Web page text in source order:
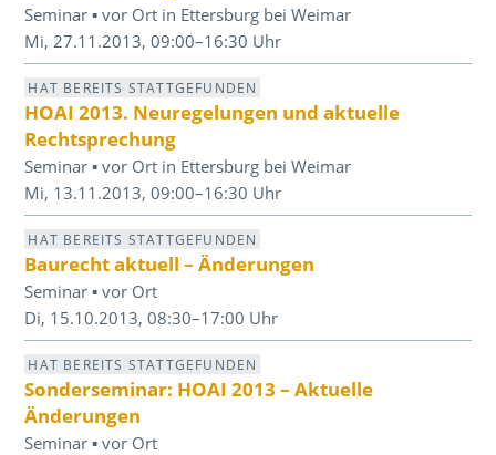
Seminar ▪ vor Ort in Ettersburg bei Weimar
Mi, 27.11.2013, 09:00–16:30 Uhr
HAT BEREITS STATTGEFUNDEN
HOAI 2013. Neuregelungen und aktuelle
Rechtsprechung
Seminar ▪ vor Ort in Ettersburg bei Weimar
Mi, 13.11.2013, 09:00–16:30 Uhr
HAT BEREITS STATTGEFUNDEN
Baurecht aktuell – Änderungen
Seminar ▪ vor Ort
Di, 15.10.2013, 08:30–17:00 Uhr
HAT BEREITS STATTGEFUNDEN
Sonderseminar: HOAI 2013 – Aktuelle
Änderungen
Seminar ▪ vor Ort